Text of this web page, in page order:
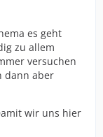
es geht
zu allem
versuchen
dann aber
wir uns hier